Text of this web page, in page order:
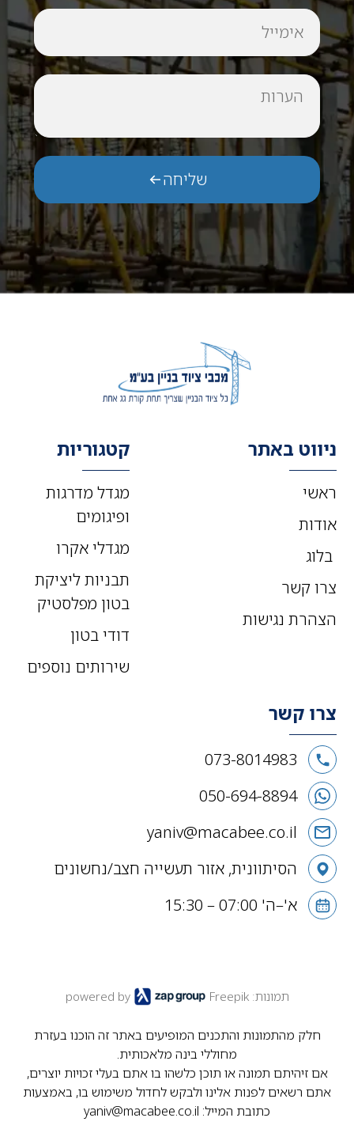
אימייל
הערות
שליחה
ניווט באתר
ראשי
אודות
בלוג
צרו קשר
הצהרת נגישות
קטגוריות
מגדל מדרגות
ופיגומים
מגדלי אקרו
תבניות ליציקת
בטון מפלסטיק
דודי בטון
שירותים נוספים
צרו קשר
073-8014983
050-694-8894
yaniv@macabee.co.il
הסיתוונית, אזור תעשייה חצב/נחשונים
א'–ה' 07:00 – 15:30
תמונות: Freepik powered by
חלק מהתמונות והתכנים המופיעים באתר זה הוכנו בעזרת
מחוללי בינה מלאכותית.
אם זיהיתם תמונה או תוכן כלשהו בו אתם בעלי זכויות יוצרים,
אתם רשאים לפנות אלינו ולבקש לחדול משימוש בו, באמצעות
כתובת המייל: yaniv@macabee.co.il